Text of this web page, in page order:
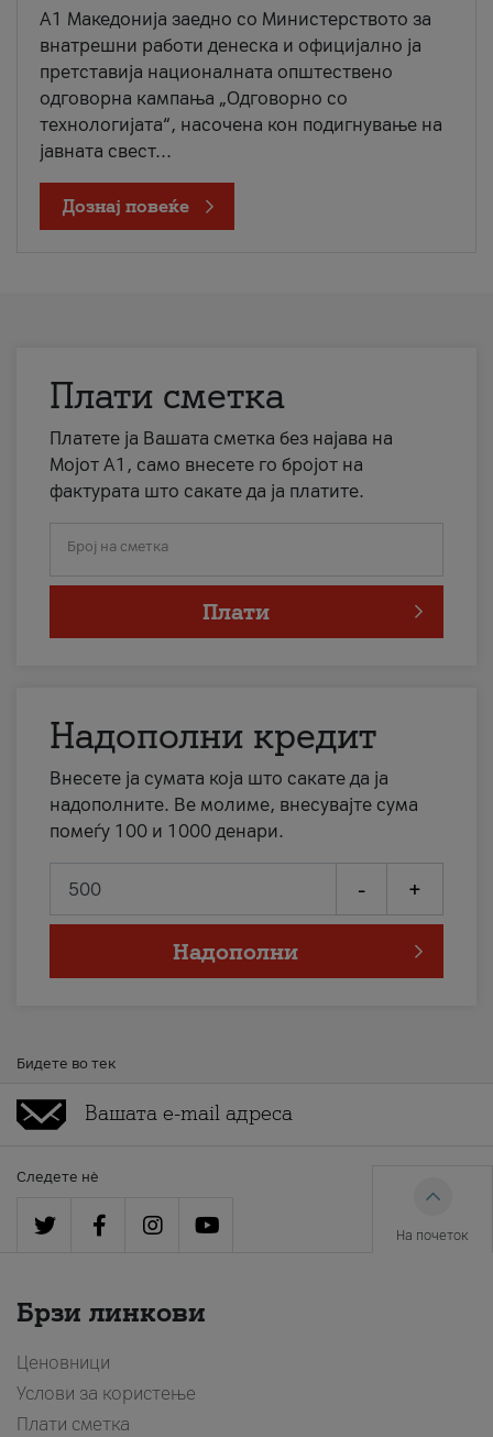
A1 Македонија заедно со Министерството за
внатрешни работи денеска и официјално ја
претставија националната општествено
одговорна кампања „Одговорно со
технологијата“, насочена кон подигнување на
јавната свест...
Дознај повеќе
Плати сметка
Платете ја Вашата сметка без најава на
Мојот А1, само внесете го бројот на
фактурата што сакате да ја платите.
Број на сметка
Плати
Надополни кредит
Внесете ја сумата која што сакате да ја
надополните. Ве молиме, внесувајте сума
помеѓу 100 и 1000 денари.
- +
Надополни
Бидете во тек
Следете нè
На почеток
Брзи линкови
Ценовници
Услови за користење
Плати сметка